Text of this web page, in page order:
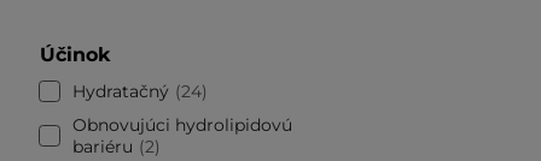
Účinok
Hydratačný
24
Obnovujúci hydrolipidovú
bariéru
2